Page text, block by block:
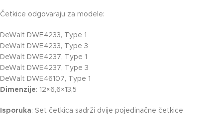
Četkice odgovaraju za modele:
DeWalt DWE4233, Type 1
DeWalt DWE4233, Type 3
DeWalt DWE4237, Type 1
DeWalt DWE4237, Type 3
DeWalt DWE46107, Type 1
Dimenzije: 12×6,6×13,5
Isporuka: Set četkica sadrži dvije pojedinačne četkice